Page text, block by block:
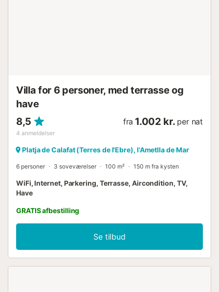
Villa for 6 personer, med terrasse og
have
8,5
4 anmeldelser
fra 1.002 kr. per nat
Platja de Calafat (Terres de l'Ebre), l'Ametlla de Mar
6 personer 3 soveværelser 100 m² 150 m fra kysten
WiFi, Internet, Parkering, Terrasse, Aircondition, TV,
Have
GRATIS afbestilling
Se tilbud